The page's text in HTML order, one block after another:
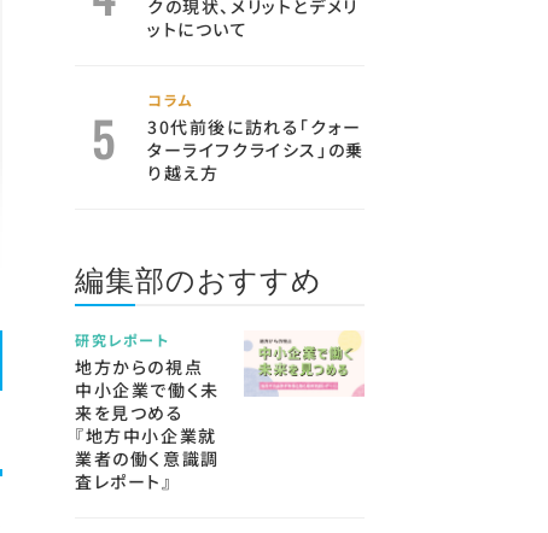
クの現状、メリットとデメリ
ットについて
コラム
30代前後に訪れる「クォー
ターライフクライシス」の乗
り越え方
編集部のおすすめ
研究レポート
地方からの視点
中小企業で働く未
来を見つめる
『地方中小企業就
業者の働く意識調
査レポート』